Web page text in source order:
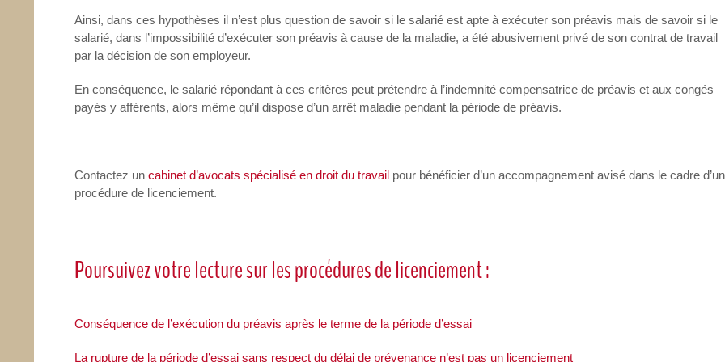
Ainsi, dans ces hypothèses il n’est plus question de savoir si le salarié est apte à exécuter son préavis mais de savoir si le
salarié, dans l’impossibilité d’exécuter son préavis à cause de la maladie, a été abusivement privé de son contrat de travail
par la décision de son employeur.
En conséquence, le salarié répondant à ces critères peut prétendre à l’indemnité compensatrice de préavis et aux congés
payés y afférents, alors même qu’il dispose d’un arrêt maladie pendant la période de préavis.
Contactez un cabinet d’avocats spécialisé en droit du travail pour bénéficier d’un accompagnement avisé dans le cadre
procédure de licenciement.
Poursuivez votre lecture sur les procédures de licenciement :
Conséquence de l’exécution du préavis après le terme de la période d’essai
La rupture de la période d’essai sans respect du délai de prévenance n’est pas un licenciement